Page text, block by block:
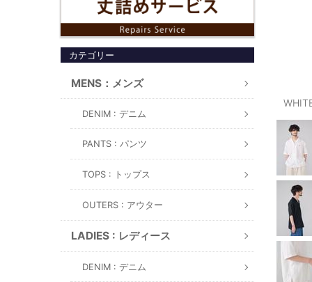
カテゴリー
MENS：メンズ
DENIM : デニム
PANTS : パンツ
TOPS : トップス
OUTERS : アウター
LADIES : レディース
DENIM : デニム